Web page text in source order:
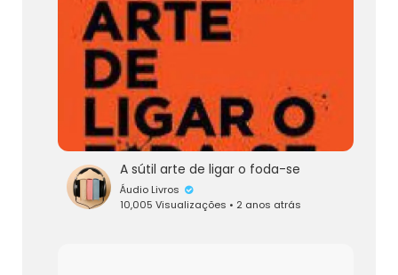
A sútil arte de ligar o foda-se
Áudio Livros
10,005 Visualizações • 2 anos atrás